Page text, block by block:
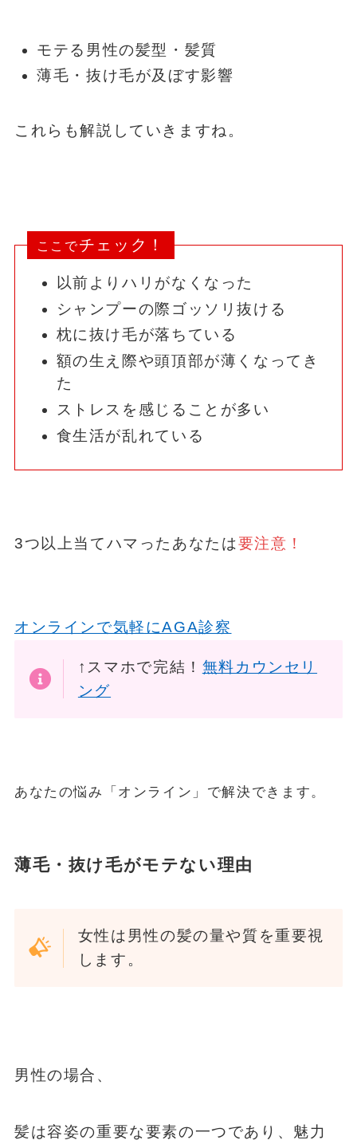
モテる男性の髪型・髪質
薄毛・抜け毛が及ぼす影響
これらも解説していきますね。
ここでチェック！
以前よりハリがなくなった
シャンプーの際ゴッソリ抜ける
枕に抜け毛が落ちている
額の生え際や頭頂部が薄くなってき
た
ストレスを感じることが多い
食生活が乱れている
3つ以上当てハマったあなたは要注意！
オンラインで気軽にAGA診察
↑スマホで完結！ 無料カウンセリ
ング
あなたの悩み「オンライン」で解決できます。
薄毛・抜け毛がモテない理由
女性は男性の髪の量や質を重要視
します。
男性の場合、
髪は容姿の重要な要素の一つであり、魅力